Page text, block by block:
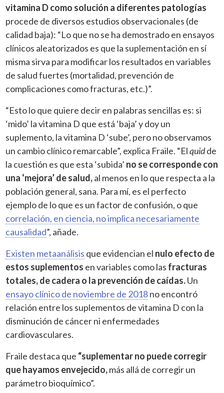
vitamina D como solución a diferentes patologías
procede de diversos estudios observacionales (de
calidad baja): “Lo que no se ha demostrado en ensayos
clínicos aleatorizados es que la suplementación en sí
misma sirva para modificar los resultados en variables
de salud fuertes (mortalidad, prevención de
complicaciones como fracturas, etc.)”.
“Esto lo que quiere decir en palabras sencillas es: si
‘mido’ la vitamina D que está ‘baja’ y doy un
suplemento, la vitamina D ‘sube’, pero no observamos
un cambio clínico remarcable”, explica Fraile. “Elquidde
la cuestión es que esta ‘subida’ no se corresponde con
una ‘mejora’ de salud,al menos en lo que respecta a la
población general, sana. Para mí, es el perfecto
ejemplo de lo que es un factor de confusión, o que
correlación, en ciencia, no implica necesariamente
causalidad”, añade.
Existen metaanálisis que evidencian el nulo efecto de
estos suplementos en variables como las fracturas
totales, de cadera o la prevención de caídas.Un
ensayo clínico de noviembre de 2018no encontró
relación entre los suplementos de vitamina D con la
disminución de cáncer ni enfermedades
cardiovasculares.
Fraile destaca que “suplementar no puede corregir
que hayamos envejecido,más allá de corregir un
parámetro bioquímico”.